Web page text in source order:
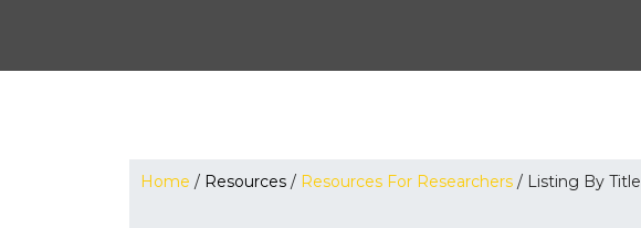
Home / Resources / Resources For Researchers / Listing By Title